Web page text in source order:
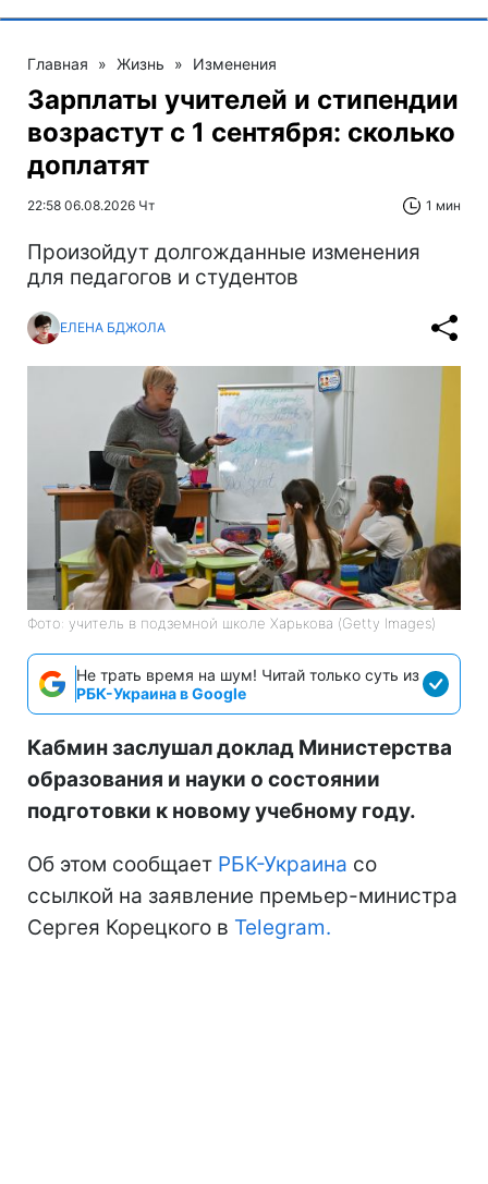
Главная » Жизнь » Изменения
Зарплаты учителей и стипендии
возрастут с 1 сентября: сколько
доплатят
22:58 06.08.2026 Чт 1 мин
Произойдут долгожданные изменения
для педагогов и студентов
ЕЛЕНА БДЖОЛА
Фото: учитель в подземной школе Харькова (Getty Images)
Не трать время на шум! Читай только суть из
РБК-Украина в Google
Кабмин заслушал доклад Министерства
образования и науки о состоянии
подготовки к новому учебному году.
Об этом сообщает РБК-Украина со
ссылкой на заявление премьер-министра
Сергея Корецкого в Telegram.